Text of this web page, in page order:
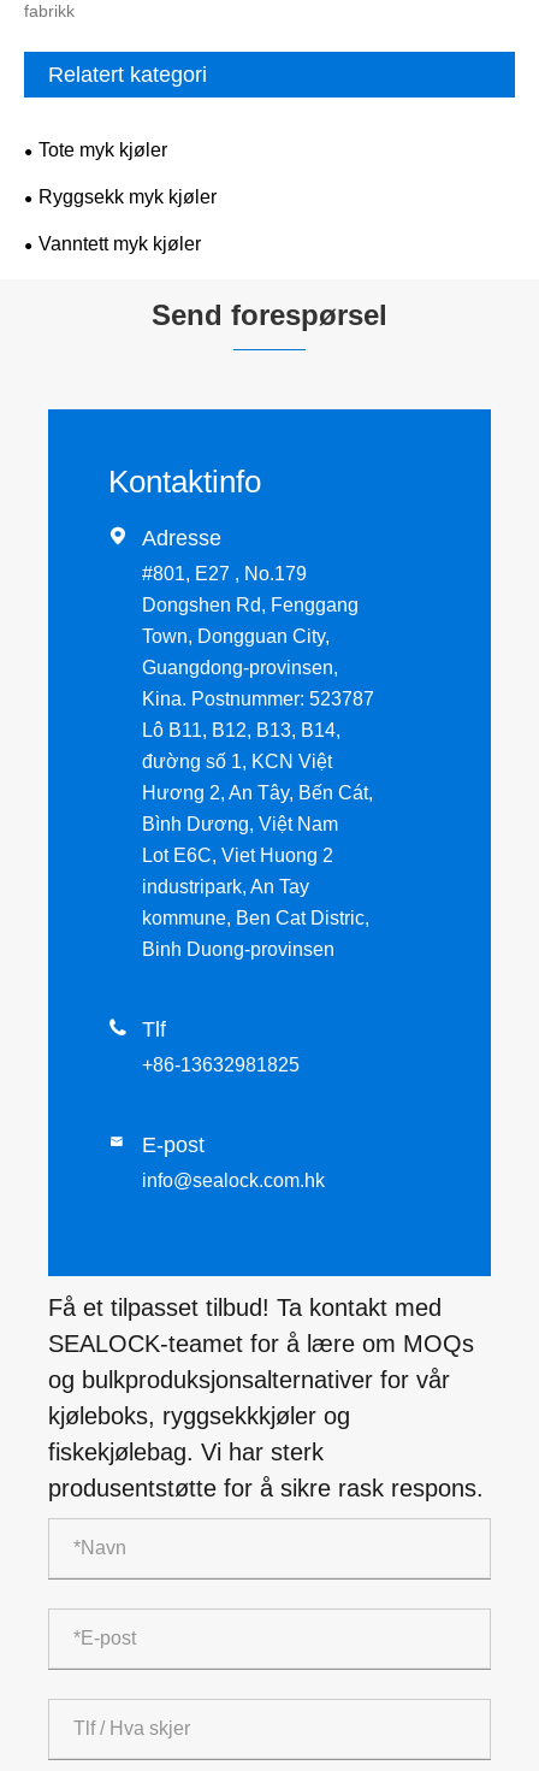
fabrikk
Relatert kategori
Tote myk kjøler
Ryggsekk myk kjøler
Vanntett myk kjøler
Send forespørsel
Kontaktinfo
 Adresse
#801, E27 , No.179
Dongshen Rd, Fenggang
Town, Dongguan City,
Guangdong-provinsen,
Kina. Postnummer: 523787
Lô B11, B12, B13, B14,
đường số 1, KCN Việt
Hương 2, An Tây, Bến Cát,
Bình Dương, Việt Nam
Lot E6C, Viet Huong 2
industripark, An Tay
kommune, Ben Cat Distric,
Binh Duong-provinsen
 Tlf
+86-13632981825
 E-post
info@sealock.com.hk
Få et tilpasset tilbud! Ta kontakt med
SEALOCK-teamet for å lære om MOQs
og bulkproduksjonsalternativer for vår
kjøleboks, ryggsekkkjøler og
fiskekjølebag. Vi har sterk
produsentstøtte for å sikre rask respons.